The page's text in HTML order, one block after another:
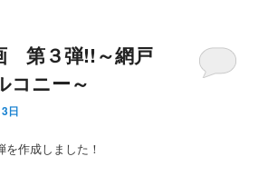
第３弾!!～網戸
コニー～
日
作成しました！